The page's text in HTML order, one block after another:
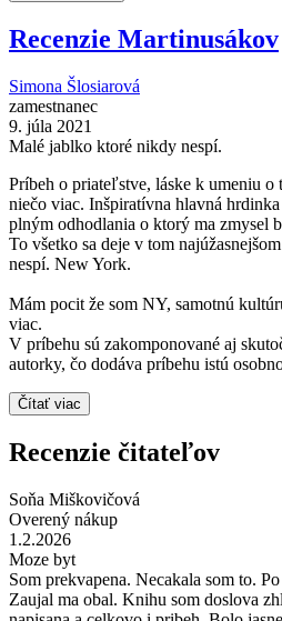
Recenzie Martinusákov
Simona Šlosiarová
zamestnanec
9. júla 2021
Malé jablko ktoré nikdy nespí.
Príbeh o priateľstve, láske k umeniu
niečo viac. Inšpiratívna hlavná
plným odhodlania o ktorý ma zmysel
To všetko sa deje v tom
nespí. New York.
Mám pocit že som NY, samotnú
viac.
V príbehu sú zakomponované aj
autorky, čo dodáva príbehu istú
Čítať viac
Recenzie čitateľov
Soňa Miškovičová
Overený nákup
1.2.2026
Moze byt
Som prekvapena. Necakala som to.
Zaujal ma obal. Knihu som doslova